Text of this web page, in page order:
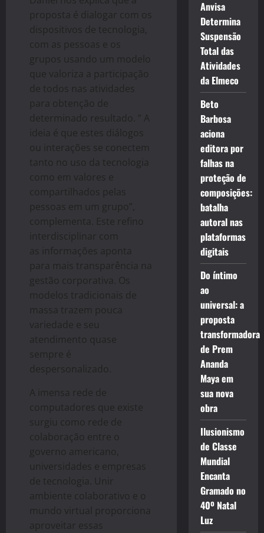
proposta é dialogar com os
dispositivos de tecnologia,
com as pessoas e os
grupos usando um modelo
que valoriza a participação
de todos nas atividades
para obtenção de
determinado resultado. ” A
ideia é que estes diálogos
ou interações se conectem
tanto no uso da tecnologia
como em valores e
compartilhados pelas
pessoas em um grupo”,
complementa. Este refino
interdisciplinar com
as informações aponta
para mais transparência na
gestão corporativa. Os
modelos tradicionais de
massa trazem pouca
variedade e seu
atendimento quase
sempre é
despersonalizado.
A imensa rede de
computadores que existe
surgiu como rede de
colaboração entre o
governo americano,
universidades e empresas
de tecnologia. Unir
ambiente colaborativo e o
mundo virtual proporciona
aproveitar essas
Anvisa
Determina
Suspensão
Total das
Atividades
da Elmeco
Beto
Barbosa
aciona
editora por
falhas na
proteção de
composições:
batalha
autoral nas
plataformas
digitais
Do íntimo
ao
universal: a
proposta
transformadora
de Prem
Ananda
Maya em
sua nova
obra
Ilusionismo
de Classe
Mundial
Encanta
Gramado no
40º Natal
Luz